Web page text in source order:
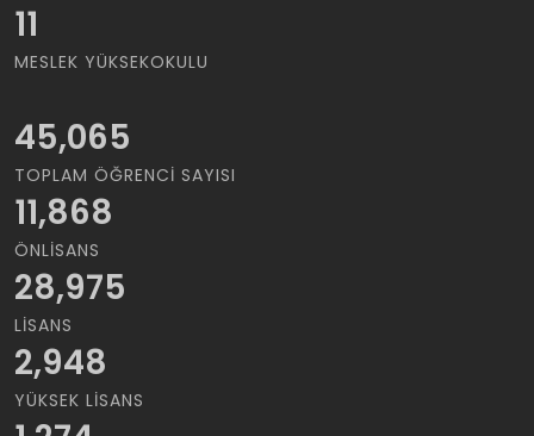
11
MESLEK YÜKSEKOKULU
45,065
TOPLAM ÖĞRENCI SAYISI
11,868
ÖNLISANS
28,975
LISANS
2,948
YÜKSEK LISANS